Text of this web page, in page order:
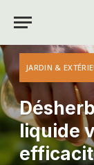
JARDIN &
liquide